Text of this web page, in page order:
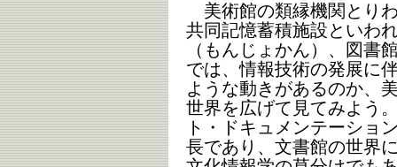
美術館の類縁機関とり
共同記憶蓄積施設といわ
（もんじょかん）、図書
では、情報技術の発展に
ような動きがあるのか、
世界を広げて見てみよう
ト・ドキュメンテーショ
長であり、文書館の世界